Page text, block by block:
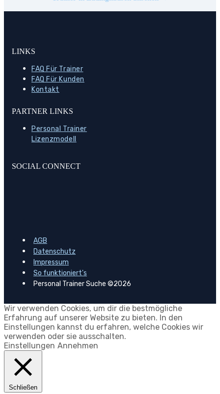
LINKS
FAQ Für Trainer
FAQ Für Kunden
Kontakt
PARTNER LINKS
Personal Trainer
Lizenzmodell
SOCIAL CONNECT
AGB
Datenschutz
Impressum
So funktioniert's
Personal Trainer Suche ©2026
Wir verwenden Cookies, um dir die bestmögliche
Erfahrung auf unserer Website zu bieten. In den
Einstellungen kannst du erfahren, welche Cookies wir
verwenden oder sie ausschalten.
Einstellungen Annehmen
Schließen